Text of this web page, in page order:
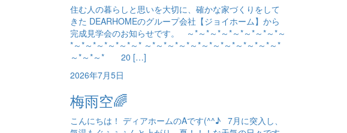
住む人の暮らしと思いを大切に、確かな家づくりをして
きた DEARHOMEのグループ会社【ジョイホーム】から
完成見学会のお知らせです。 ～*～*～*～*～*～*～*～*～
*～*～*～*～*～*～* ～*～*～*～*～*～*～*～*～*～*～*～*
～*～*～* 20 […]
2026年7月5日
梅雨空🌈
こんにちは！ ディアホームのAです(^^♪ 7月に突入し、